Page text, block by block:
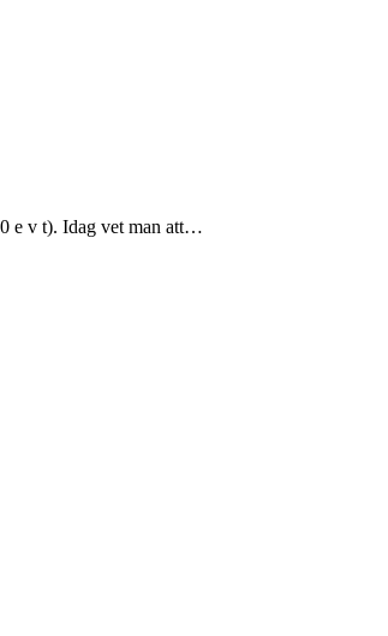
e v t). Idag vet man att…